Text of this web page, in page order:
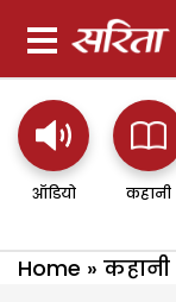
ऑडियो कहानी
Home » कहानी